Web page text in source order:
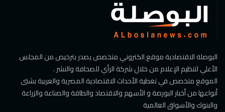
البوصلة الاقتصادية موقع الكتروني متخصص يصدر بترخيص من المجلس
الأعلي لتنظيم الإعلام من خلال شركة الرأي للصحافة والنشر .
الموقع متخصص في تغطية الأحداث الاقتصادية المصرية والعربية بشتى
أنواعها من أخبار البورصة و الأسهم والاقتصاد والطاقة والصناعة والزراعة
والبنوك والأسواق العالمية